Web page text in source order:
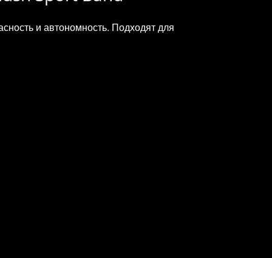
и автономность. Подходят для